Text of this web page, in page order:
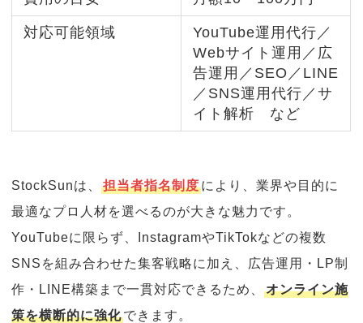
対応可能領域
YouTube運用代行／
Webサイト運用／広
告運用／SEO／LINE
／SNS運用代行／サ
イト解析 など
StockSunは、担当者指名制度により、業界や目的に
最適なプロ人材を選べるのが大きな魅力です。
YouTubeに限らず、InstagramやTikTokなどの複数
SNSを組み合わせた集客戦略に加え、広告運用・LP制
作・LINE構築まで一貫対応できるため、オンライン施
策を横断的に強化できます。